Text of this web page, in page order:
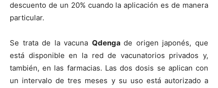
descuento de un 20% cuando la aplicación es de manera
particular.
Se trata de la vacuna Qdengade origen japonés, que
está disponible en la red de vacunatorios privados y,
también, en las farmacias. Las dos dosis se aplican con
un intervalo de tres meses y su uso está autorizado a